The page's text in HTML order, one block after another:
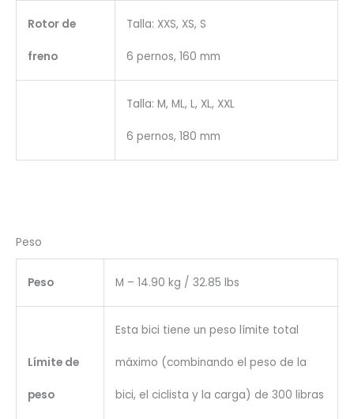
Rotor de
freno
Talla: XXS, XS, S
6 pernos, 160 mm
Talla: M, ML, L, XL, XXL
6 pernos, 180 mm
Peso
Peso M – 14.90 kg / 32.85 lbs
Límite de
peso
Esta bici tiene un peso límite total
máximo (combinando el peso de la
bici, el ciclista y la carga) de 300 libras